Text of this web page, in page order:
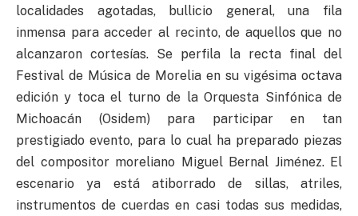
localidades agotadas, bullicio general, una fila
inmensa para acceder al recinto, de aquellos que no
alcanzaron cortesías. Se perfila la recta final del
Festival de Música de Morelia en su vigésima octava
edición y toca el turno de la Orquesta Sinfónica de
Michoacán (Osidem) para participar en tan
prestigiado evento, para lo cual ha preparado piezas
del compositor moreliano Miguel Bernal Jiménez. El
escenario ya está atiborrado de sillas, atriles,
instrumentos de cuerdas en casi todas sus medidas,